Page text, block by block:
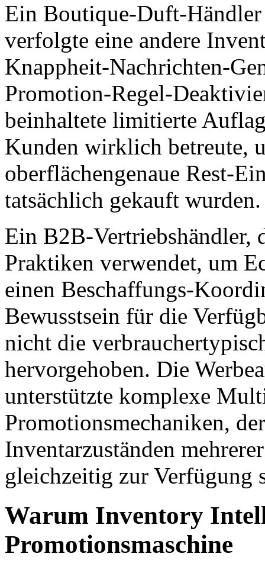
Ein Boutique-Duft-Händler
verfolgte eine andere
Knappheit-Nachrichten-
Promotion-Regel-
beinhaltete limitierte
Kunden wirklich betreute,
oberflächengenaue Rest-
tatsächlich gekauft wurden.
Ein B2B-Vertriebshändler,
Praktiken verwendet, um
einen Beschaffungs-
Bewusstsein für die
nicht die
hervorgehoben. Die
unterstützte komplexe
Promotionsmechaniken,
Inventarzuständen
gleichzeitig zur Verfügung
Warum Inventory
Promotionsmaschine